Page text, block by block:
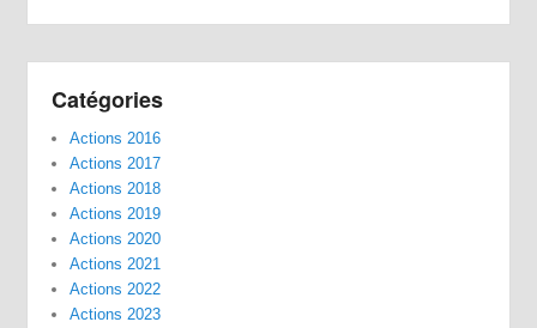
Catégories
Actions 2016
Actions 2017
Actions 2018
Actions 2019
Actions 2020
Actions 2021
Actions 2022
Actions 2023